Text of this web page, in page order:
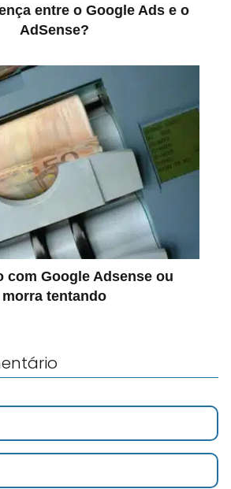
entre o Google Ads e o
AdSense?
com Google Adsense ou
morra tentando